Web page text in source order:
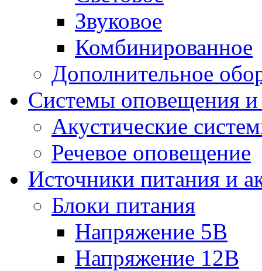
Звуковое
Комбинированное
Дополнительное
Системы оповещения и
Акустические
Речевое оповещение
Источники питания и
Блоки питания
Напряжение 5В
Напряжение 12В